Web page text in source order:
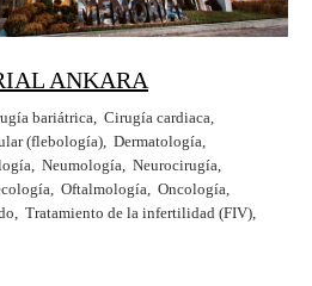
ANKARA
bariátrica Cirugía cardiaca
(flebología)
Dermatología
Neumología Neurocirugía
Oftalmología Oncología
Tratamiento de la infertilidad (FIV)